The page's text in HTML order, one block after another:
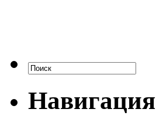
Навигация